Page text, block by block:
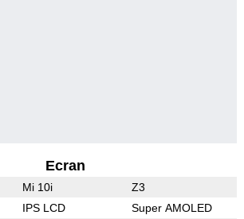
Ecran
Mi 10i Z3
IPS LCD Super AMOLED